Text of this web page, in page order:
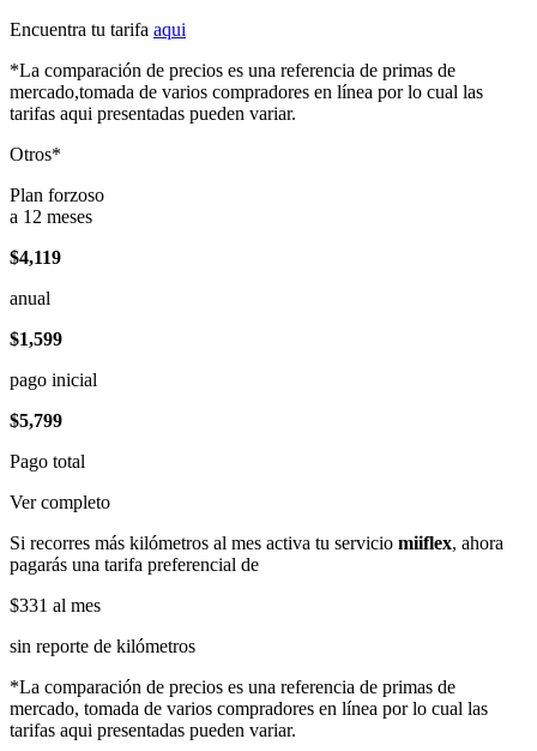
Encuentra tu tarifa aqui
*La comparación de precios es una referencia de primas de
mercado,tomada de varios compradores en línea por lo cual las
tarifas aqui presentadas pueden variar.
Otros*
Plan forzoso
a 12 meses
$4,119
anual
$1,599
pago inicial
$5,799
Pago total
Ver completo
Si recorres más kilómetros al mes activa tu servicio miiflex, ahora
pagarás una tarifa preferencial de
$331 al mes
sin reporte de kilómetros
*La comparación de precios es una referencia de primas de
mercado, tomada de varios compradores en línea por lo cual las
tarifas aqui presentadas pueden variar.